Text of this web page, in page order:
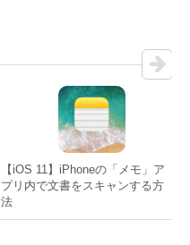
【iOS 11】iPhoneの「メモ」ア
プリ内で文書をスキャンする方
法